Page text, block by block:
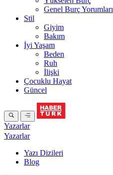
Genel Burç Yorumları
Stil
Giyim
Bakım
İyi Yaşam
Beden
Ruh
İlişki
Çocuklu Hayat
Güncel
Yazarlar
Yazarlar
Yazı Dizileri
Blog